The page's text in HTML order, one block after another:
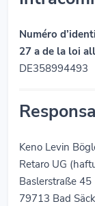
Numéro
27 a de la loi
DE358994493
Keno Levin
Retaro UG
Baslerstraße 45
79713 Bad